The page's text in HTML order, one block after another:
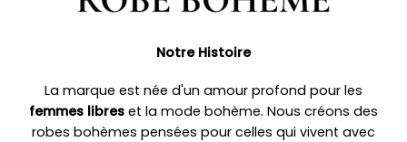
Notre Histoire
La marque est née d'un amour profond pour les
femmes libres et la mode bohème. Nous créons des
robes bohèmes pensées pour celles qui vivent avec